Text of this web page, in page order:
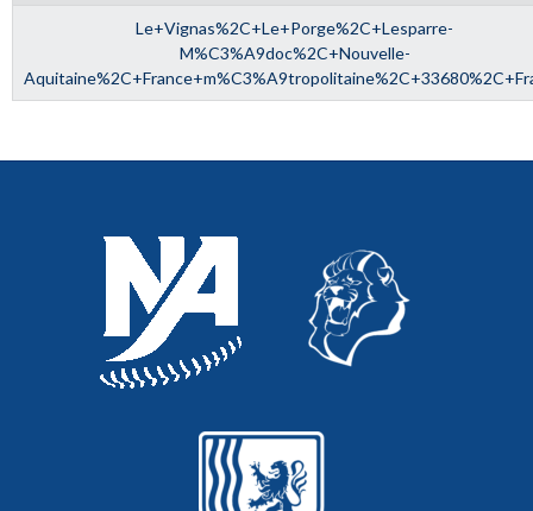
Le+Vignas%2C+Le+Porge%2C+Lesparre-
M%C3%A9doc%2C+Nouvelle-